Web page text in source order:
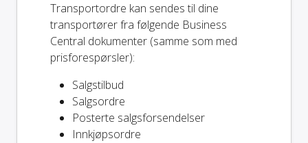
Transportordre kan sendes til dine
transportører fra følgende Business
Central dokumenter (samme som med
prisforespørsler):
Salgstilbud
Salgsordre
Posterte salgsforsendelser
Innkjøpsordre